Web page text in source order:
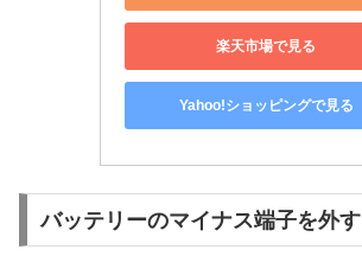
楽天市場で見る
Yahoo!ショッピングで見る
バッテリーのマイナス端子を外す